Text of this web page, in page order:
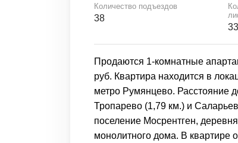
Количество подъездов
38
33
Продаются 1-комнатные
руб. Квартира находится в
метро Румянцево. Расстояние
Тропарево (1,79 км.) и
поселение Мосрентген,
монолитного дома. В квартире